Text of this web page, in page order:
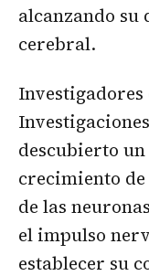
alcanzando su
cerebral.
Investigadores
descubierto
crecimiento de
de las
el impulso
establecer su